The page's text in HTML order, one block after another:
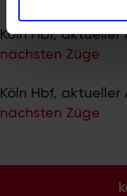
analysieren.
Verwendung
soziale Medien,
weiteren Daten
haben oder die sie
Köln Hbf,
nächsten Züge
Köln Hbf, aktueller
nächsten Züge